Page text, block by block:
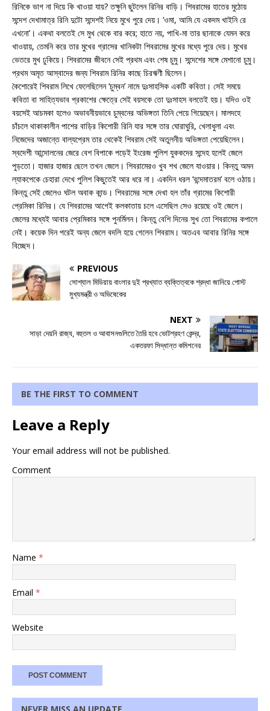
রিনিকে ভাগ না দিয়ে কি খাওয়া যায়? তক্ষুনি ছুটলেন রিনির বাড়ি। শিবরামের হাতের মুঠোয়
সন্দেশ দেখামাত্র রিনি দুটো সন্দেশই নিয়ে মুখে পুরে দেয়। ‘ওমা, আমি যে একদম খাইনি রে
এখনো’। একথা বলতেই সে মুখ থেকে বার করে; হাতে নয়, পাখি-মা তার ছানাকে যেমন করে
খাওয়ায়, তেমনি করে তার মুখের গ্রাসের খানিকটা শিবরামের মুখের মধ্যে পুরে দেয়। মুখের
ভেতরে মুখ ঢুকিয়ে। শিবরামের জীবনে সেই প্রথম এবং শেষ চুমু। সন্দেশের সঙ্গে মেশানো চুমু।
প্রথম অমৃত আস্বাদের জন্য শিবরাম রিনির কাছে চিরঋণী ছিলেন।
কৈশোরেই শিবরাম লিখে ফেলেছিলেন ‘চুম্বন’ নামে দুঃসাহসিক একটি কবিতা। সেই সময়ে
কবিতা বা সাহিত্যভাব প্রকাশের ক্ষেত্রে সেই বয়সকে তো দুঃসাহস বলতেই হয়। যদিও ওই
বয়সেই আচমকা হলেও অভাবনীয়ভাবে চুম্বনের অভিঙ্গতা তিনি পেয়ে গিয়েছেন। মালদহে
চাঁচলে থাকাকালীন পাশের বাড়ির কিশোরী রিনি যার সঙ্গে তার ঘোরাঘুরি, খেলাধুলা এবং
নিজেদের অজান্তে বাল্যপ্রেম তার থেকেই শিবরাম সেই অতুলনীয় অভিঙ্গতা পেয়েছিলেন।
স্বদেশী আন্দোলনের জেরে বেশ বিপাকে পড়েই ইংরেজ পুলিশ যুককদের সন্দেহ হলেই জেলে
পুড়তো। হাজার হাজার ছেলে তখন জেলে। শিবরামেরও খুব শখ জেলে যাওয়ার। কিন্তু অমন
ল্যাকপেকে চেহারা দেখে পুলিশ কিছুতেই আর ধরে না। একদিন ধরল ‘বন্দেমাতরম’ বলে ওঠায়।
কিন্তু সেই জেলেও ঘটল অবাক কান্ড। শিবরামের সঙ্গে দেখা হল তাঁর গ্রামের কিশোরী
প্রেমিকা রিনির। যে শিবরামের আগেই কলকাতায় চলে এসেছিল সেও রয়েছে ওই জেলে।
জেলের মধ্যেই আবার প্রেমিকার সঙ্গে পুনর্মিলন। কিন্তু বেশি দিনের সুখ তো শিবরামের কপালে
নেই। কয়েক দিন পরেই অন্য জেলে বদলি হয়ে গেলেন শিবরাম। অতএব আবার রিনির সঙ্গে
বিচ্ছেদ।
PREVIOUS
সোশ্যাল মিডিয়ায় বাংলার দুই প্রখ্যাত ব্যক্তিত্বকে শ্রদ্ধা জানিয়ে পোস্ট
মুখ্যমন্ত্রী ও অভিষেকের
NEXT
সাড়া দেয়নি রাজ্য, বহুতল ও আবাসনগুলিতে তৈরি হবে ভোটগ্রহণ কেন্দ্র,
একতরফা সিদ্ধান্ত কমিশনের
BE THE FIRST TO COMMENT
Leave a Reply
Your email address will not be published.
Comment
Name *
Email *
Website